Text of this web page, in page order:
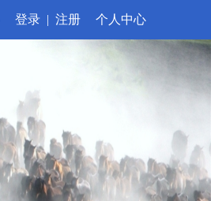
登录 | 注册 个人中心